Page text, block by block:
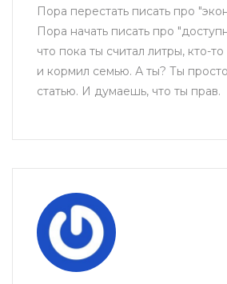
Пора перестать писать про
Пора начать писать про
что пока ты считал литры, кто-
и кормил семью. А ты? Ты
статью. И думаешь, что ты прав.